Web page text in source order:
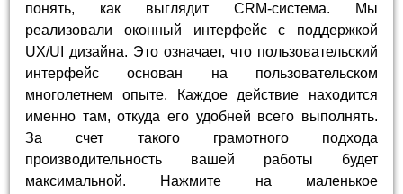
понять, как выглядит CRM-система. Мы
реализовали оконный интерфейс с поддержкой
UX/UI дизайна. Это означает, что пользовательский
интерфейс основан на пользовательском
многолетнем опыте. Каждое действие находится
именно там, откуда его удобней всего выполнять.
За счет такого грамотного подхода
производительность вашей работы будет
максимальной. Нажмите на маленькое